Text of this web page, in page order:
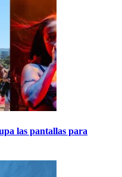
las pantallas para